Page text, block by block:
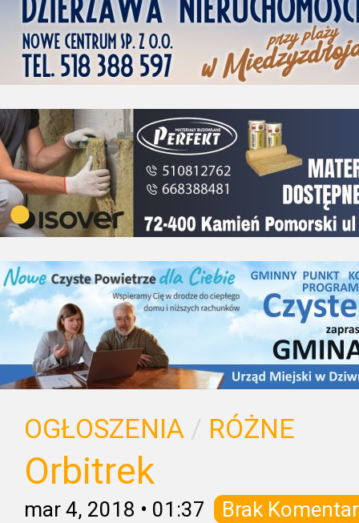
OGŁOSZENIA / RÓŻNE
Orbitrek
mar 4, 2018 • 01:37 Brak